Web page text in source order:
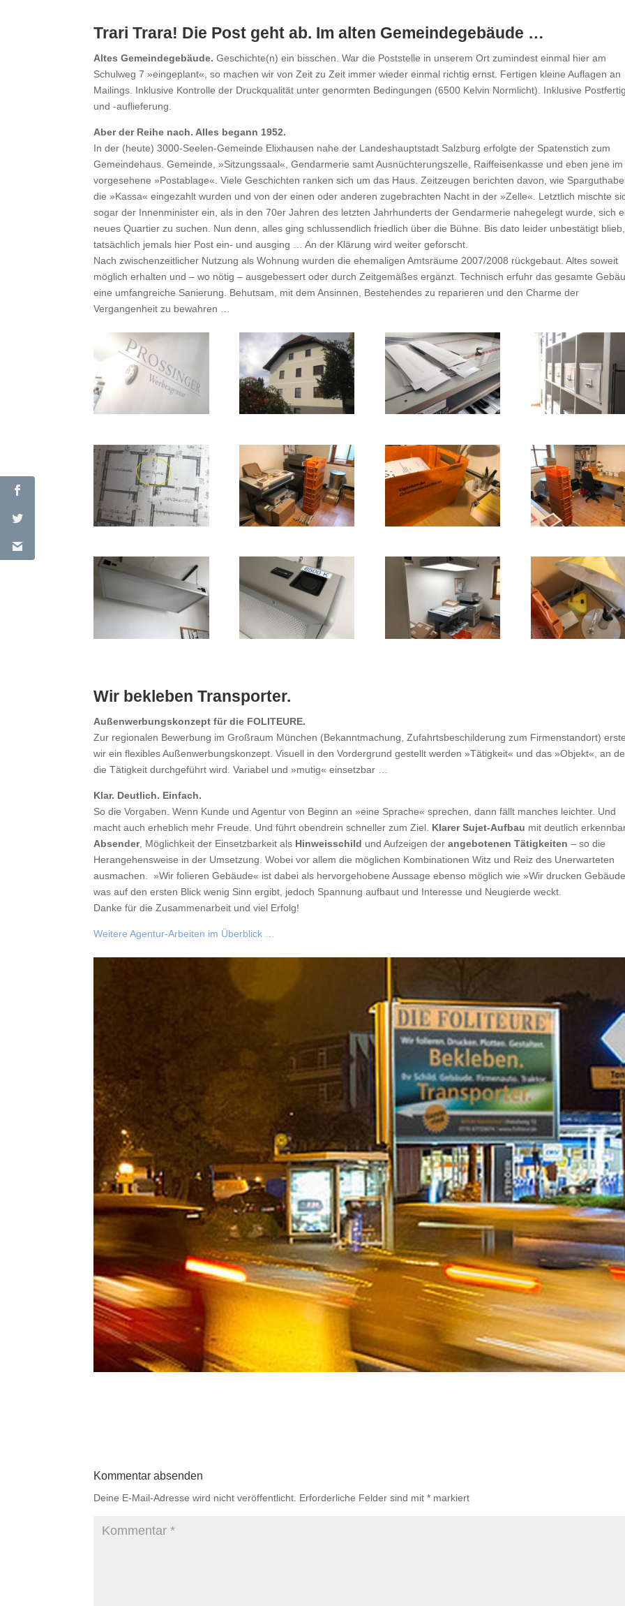
Trari Trara! Die Post geht ab. Im alten Gemeindegebäude …
Altes Gemeindegebäude.Geschichte(n) ein bisschen. War die Poststelle in unserem Ort zumindest einmal hier am
Schulweg 7 »eingeplant«, so machen wir von Zeit zu Zeit immer wieder einmal richtig ernst. Fertigen kleine Auflagen an
Mailings. Inklusive Kontrolle der Druckqualität unter genormten Bedingungen (6500 Kelvin Normlicht). Inklusive
und -auflieferung.
Aber der Reihe nach. Alles begann 1952.
In der (heute) 3000-Seelen-Gemeinde Elixhausen nahe der Landeshauptstadt Salzburg erfolgte der Spatenstich zum
Gemeindehaus. Gemeinde, »Sitzungssaal«, Gendarmerie samt Ausnüchterungszelle, Raiffeisenkasse und eben jene im
vorgesehene »Postablage«. Viele Geschichten ranken sich um das Haus. Zeitzeugen berichten davon, wie
die »Kassa« eingezahlt wurden und von der einen oder anderen zugebrachten Nacht in der »Zelle«. Letztlich mischte
sogar der Innenminister ein, als in den 70er Jahren des letzten Jahrhunderts der Gendarmerie nahegelegt wurde, sich
neues Quartier zu suchen. Nun denn, alles ging schlussendlich friedlich über die Bühne. Bis dato leider unbestätigt
tatsächlich jemals hier Post ein- und ausging … An der Klärung wird weiter geforscht.
Nach zwischenzeitlicher Nutzung als Wohnung wurden die ehemaligen Amtsräume 2007/2008 rückgebaut. Altes soweit
möglich erhalten und – wo nötig – ausgebessert oder durch Zeitgemäßes ergänzt. Technisch erfuhr das gesamte
eine umfangreiche Sanierung. Behutsam, mit dem Ansinnen, Bestehendes zu reparieren und den Charme der
Vergangenheit zu bewahren …
Wir bekleben Transporter.
Außenwerbungskonzept für die FOLITEURE.
Zur regionalen Bewerbung im Großraum München (Bekanntmachung, Zufahrtsbeschilderung zum Firmenstandort)
wir ein flexibles Außenwerbungskonzept. Visuell in den Vordergrund gestellt werden »Tätigkeit« und das »Objekt«, an
die Tätigkeit durchgeführt wird. Variabel und »mutig« einsetzbar …
Klar. Deutlich. Einfach.
So die Vorgaben. Wenn Kunde und Agentur von Beginn an »eine Sprache« sprechen, dann fällt manches leichter. Und
macht auch erheblich mehr Freude. Und führt obendrein schneller zum Ziel. Klarer Sujet-Aufbau mit deutlich
Absender, Möglichkeit der Einsetzbarkeit als Hinweisschild und Aufzeigen derangebotenen Tätigkeiten – so die
Herangehensweise in der Umsetzung. Wobei vor allem die möglichen Kombinationen Witz und Reiz des Unerwarteten
ausmachen. »Wir folieren Gebäude« ist dabei als hervorgehobene Aussage ebenso möglich wie »Wir drucken
was auf den ersten Blick wenig Sinn ergibt, jedoch Spannung aufbaut und Interesse und Neugierde weckt.
Danke für die Zusammenarbeit und viel Erfolg!
Weitere Agentur-Arbeiten im Überblick …
Kommentar absenden
Deine E-Mail-Adresse wird nicht veröffentlicht. Erforderliche Felder sind mit* markiert